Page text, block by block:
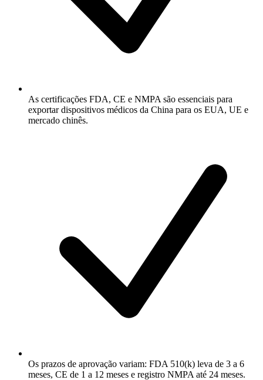
As certificações FDA, CE e NMPA são essenciais para
exportar dispositivos médicos da China para os EUA, UE e
mercado chinês.
Os prazos de aprovação variam: FDA 510(k) leva de 3 a 6
meses, CE de 1 a 12 meses e registro NMPA até 24 meses.